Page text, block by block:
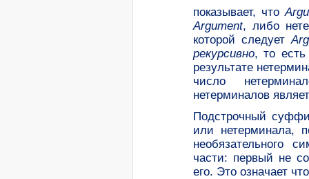
показывает, что
Argument, либо
которой следует
рекурсивно, то есть
результате
число
нетерминалов
Подстрочный
или нетерминала,
необязательного
части: первый не
его. Это означает